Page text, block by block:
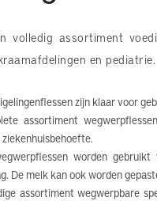
volledig assortiment
en pediatrie.
zijn klaar voor
assortiment
worden
De melk kan ook worden
assortiment wegwerpbare